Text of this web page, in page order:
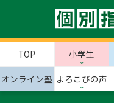
TOP 小学生
オンライン塾 よろこびの声